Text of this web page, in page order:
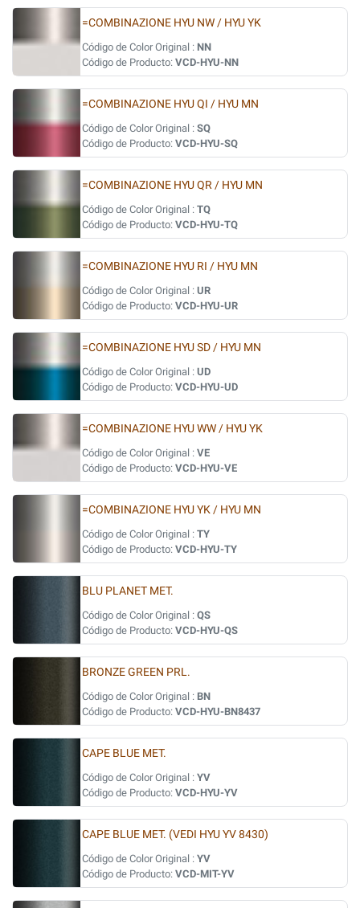
=COMBINAZIONE HYU NW / HYU YK
Código de Color Original : NN
Código de Producto: VCD-HYU-NN
=COMBINAZIONE HYU QI / HYU MN
Código de Color Original : SQ
Código de Producto: VCD-HYU-SQ
=COMBINAZIONE HYU QR / HYU MN
Código de Color Original : TQ
Código de Producto: VCD-HYU-TQ
=COMBINAZIONE HYU RI / HYU MN
Código de Color Original : UR
Código de Producto: VCD-HYU-UR
=COMBINAZIONE HYU SD / HYU MN
Código de Color Original : UD
Código de Producto: VCD-HYU-UD
=COMBINAZIONE HYU WW / HYU YK
Código de Color Original : VE
Código de Producto: VCD-HYU-VE
=COMBINAZIONE HYU YK / HYU MN
Código de Color Original : TY
Código de Producto: VCD-HYU-TY
BLU PLANET MET.
Código de Color Original : QS
Código de Producto: VCD-HYU-QS
BRONZE GREEN PRL.
Código de Color Original : BN
Código de Producto: VCD-HYU-BN8437
CAPE BLUE MET.
Código de Color Original : YV
Código de Producto: VCD-HYU-YV
CAPE BLUE MET. (VEDI HYU YV 8430)
Código de Color Original : YV
Código de Producto: VCD-MIT-YV